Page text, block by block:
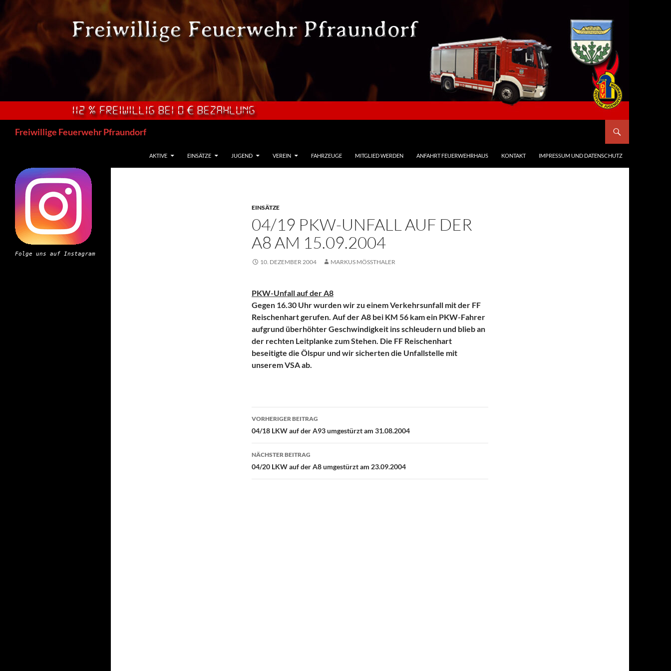
springen
Freiwillige Feuerwehr Pfraundorf
AKTIVE EINSÄTZE JUGEND VEREIN FAHRZEUGE MITGLIED WERDEN ANFAHRT FEUERWEHRHAUS KONTAKT IMPRESSUM UND DATENSCHUTZ
EINSÄTZE
04/19 PKW-UNFALL AUF DER
A8 AM 15.09.2004
10. DEZEMBER 2004 MARKUS MÖSSTHALER
PKW-Unfall auf der A8
Gegen 16.30 Uhr wurden wir zu einem Verkehrsunfall mit der FF
Reischenhart gerufen. Auf der A8 bei KM 56 kam ein PKW-Fahrer
aufgrund überhöhter Geschwindigkeit ins schleudern und blieb an
der rechten Leitplanke zum Stehen. Die FF Reischenhart
beseitigte die Ölspur und wir sicherten die Unfallstelle mit
unserem VSA ab.
Beitragsnavigation
VORHERIGER BEITRAG
04/18 LKW auf der A93 umgestürzt am 31.08.2004
NÄCHSTER BEITRAG
04/20 LKW auf der A8 umgestürzt am 23.09.2004
Folge uns auf Instagram